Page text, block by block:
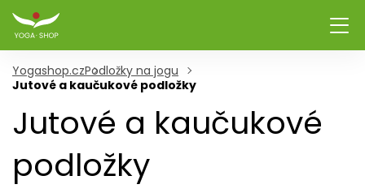
Yogashop.czPodložky na jogu
Jutové a kaučukové podložky
Jutové a kaučukové
podložky